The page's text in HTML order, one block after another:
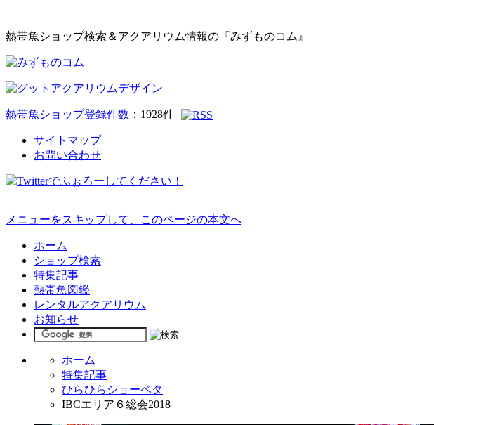
熱帯魚ショップ検索＆アクアリウム情報の『みずものコム』
熱帯魚ショップ登録件数 ： 1928件
サイトマップ
お問い合わせ
メニューをスキップして、このページの本文へ
ホーム
ショップ検索
特集記事
熱帯魚図鑑
レンタルアクアリウム
お知らせ
ホーム
特集記事
ひらひらショーベタ
IBCエリア６総会2018